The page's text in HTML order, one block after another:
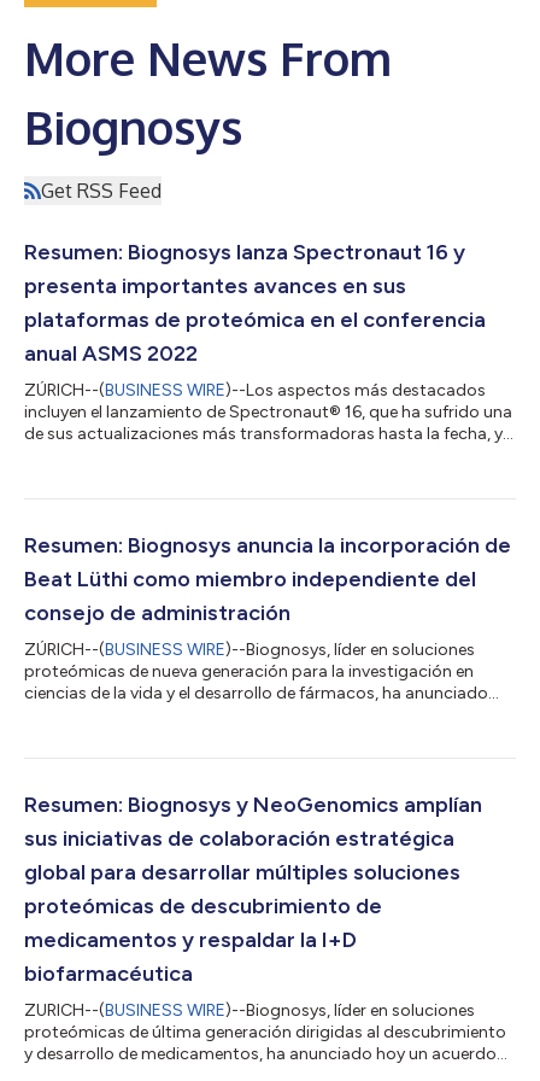
More News From
Biognosys
Get RSS Feed
Resumen: Biognosys lanza Spectronaut 16 y
presenta importantes avances en sus
plataformas de proteómica en el conferencia
anual ASMS 2022
ZÚRICH--(BUSINESS WIRE)--Los aspectos más destacados
incluyen el lanzamiento de Spectronaut® 16, que ha sufrido una
de sus actualizaciones más transformadoras hasta la fecha, y
descubrimiento de fármacos y biomarcadores. Biognosys,
proteómicas basadas en la espectrometría de masas, ha
anunciado hoy que la compañía asistirá al congreso anua...
Resumen: Biognosys anuncia la incorporación de
Beat Lüthi como miembro independiente del
consejo de administración
ZÚRICH--(BUSINESS WIRE)--Biognosys, líder en soluciones
proteómicas de nueva generación para la investigación en
ciencias de la vida y el desarrollo de fármacos, ha anunciado
una empresa privada suiza líder en automatización y soluciones
las industrias farmacéutica, de ciencias de la vida, química,
medioambiental y de...
Resumen: Biognosys y NeoGenomics amplían
sus iniciativas de colaboración estratégica
global para desarrollar múltiples soluciones
proteómicas de descubrimiento de
medicamentos y respaldar la I+D
biofarmacéutica
ZURICH--(BUSINESS WIRE)--Biognosys, líder en soluciones
proteómicas de última generación dirigidas al descubrimiento
y desarrollo de medicamentos, ha anunciado hoy un acuerdo